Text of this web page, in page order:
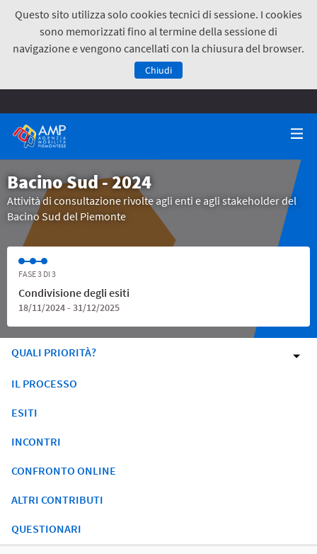
Questo sito utilizza solo cookies tecnici di sessione. I cookies
sono memorizzati fino al termine della sessione di
navigazione e vengono cancellati con la chiusura del browser.
Chiudi
Bacino Sud - 2024
Attività di consultazione rivolte agli enti e agli stakeholder del
Bacino Sud del Piemonte
FASE 3 DI 3
Condivisione degli esiti
18/11/2024 - 31/12/2025
QUALI PRIORITÀ?
IL PROCESSO
ESITI
INCONTRI
CONFRONTO ONLINE
ALTRI CONTRIBUTI
QUESTIONARI